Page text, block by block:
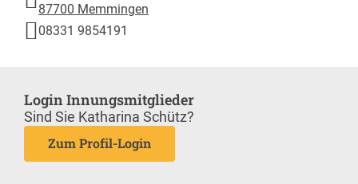
87700 Memmingen
08331 9854191
Login Innungsmitglieder
Sind Sie Katharina Schütz?
Zum Profil-Login